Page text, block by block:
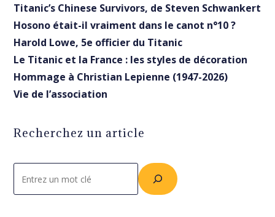
Titanic’s Chinese Survivors, de Steven Schwankert
Hosono était-il vraiment dans le canot n°10 ?
Harold Lowe, 5e officier du Titanic
Le Titanic et la France : les styles de décoration
Hommage à Christian Lepienne (1947-2026)
Vie de l’association
Recherchez un article